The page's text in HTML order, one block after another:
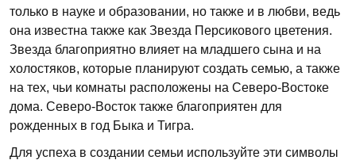
только в науке и образовании, но также и в любви, ведь
она известна также как Звезда Персикового цветения.
Звезда благоприятно влияет на младшего сына и на
холостяков, которые планируют создать семью, а также
на тех, чьи комнаты расположены на Северо-Востоке
дома. Северо-Восток также благоприятен для
рожденных в год Быка и Тигра.
Для успеха в создании семьи используйте эти символы